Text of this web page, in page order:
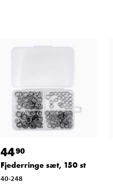
4490
Fjederringe sæt, 150 st
40-248